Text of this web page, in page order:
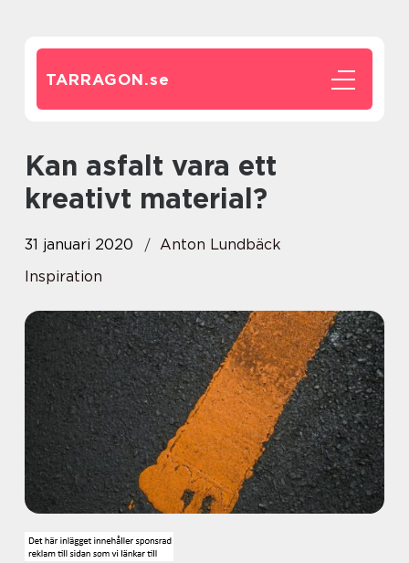
TARRAGON.se
Kan asfalt vara ett
kreativt material?
31 januari 2020
Anton Lundbäck
Inspiration